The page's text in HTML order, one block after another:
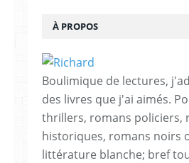
À PROPOS
Boulimique de lectures,
des livres que j'ai aimés.
thrillers, romans policiers,
historiques, romans noirs
littérature blanche; bref